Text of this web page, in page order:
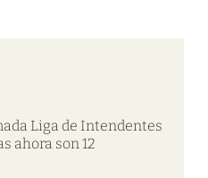
Liga de Intendentes
ahora son 12